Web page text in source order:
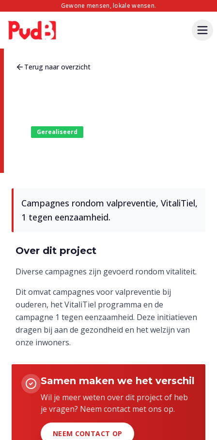
Gewone mensen, lokale wensen.
Terug naar overzicht
Gerealiseerd
Campagnes rondom valpreventie, VitaliTiel,
1 tegen eenzaamheid.
Over dit project
Diverse campagnes zijn gevoerd rondom vitaliteit.
Dit omvat campagnes voor valpreventie bij
ouderen, het VitaliTiel programma en de
campagne 1 tegen eenzaamheid. Deze initiatieven
dragen bij aan de gezondheid en het welzijn van
onze inwoners.
Samen maken we het verschil
Wil je meer weten over dit project of heb
je vragen? Neem contact met ons op.
NEEM CONTACT OP